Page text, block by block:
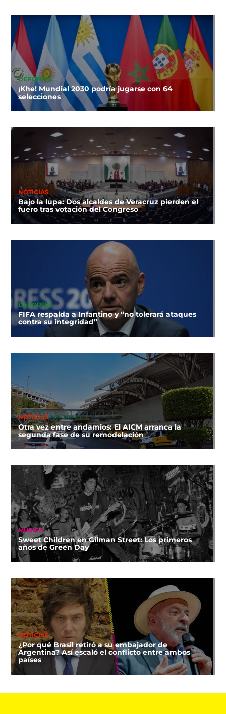
DEPORTES
¡Khe! Mundial 2030 podría jugarse con 64
selecciones
NOTICIAS
Bajo la lupa: Dos alcaldes de Veracruz pierden el
fuero tras votación del Congreso
DEPORTES
FIFA respalda a Infantino y “no tolerará ataques
contra su integridad”
NOTICIAS
Otra vez entre andamios: El AICM arranca la
segunda fase de su remodelación
MÚSICA
Sweet Children en Gilman Street: Los primeros
años de Green Day
NOTICIAS
¿Por qué Brasil retiró a su embajador de
Argentina? Así escaló el conflicto entre ambos
países